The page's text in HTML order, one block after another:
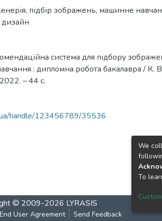
, підбір зображень, машинне
дизайн
система для підбору
: дипломна робота бакалавра / К.
– 44 с.
handle/123456789/35536
© 2009-2026 LYRASIS
End User Agreement Send Feedback
We
To